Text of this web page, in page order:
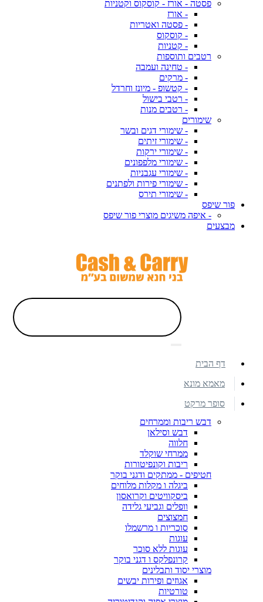
פסטה - אורז - קוסקוס וקטניות
- אורז
- פסטה ואטריות
- קוסקוס
- קטניות
רטבים ותוספות
- טחינה ועמבה
- מרקים
- קטשופ - מיונז וחרדל
- רטבי בישול
- רטבים מנות
שימורים
- שימורי דגים ובשר
- שימורי זיתים
- שימורי ירקות
- שימורי מלפפונים
- שימורי עגבניות
- שימורי פירות ולפתנים
- שימורי תירס
פור שיפס
- איפה משיגים מוצרי פור שיפס
מבצעים
דף הבית
מאמא מונא
סופר מרקט
דבש ריבות וממרחים
דבש וסילאן
חלווה
ממרחי שוקלד
ריבות וקונפיטורות
חטיפים - ממתקים ודגני בוקר
ביגלה ו מקלות מלוחים
ביסקוויטים וקרואסון
וופלים וגביעי גלידה
חמצוצים
סוכריות ו מרשמלו
עוגות
עוגות ללא סוכר
קרונפלקס ו דגני בוקר
מוצרי יסוד ותבלינים
אגוזים ופירות יבשים
טורטיות